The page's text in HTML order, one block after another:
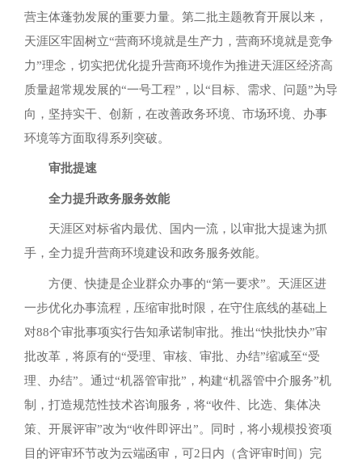
营主体蓬勃发展的重要力量。第二批主题教育开展以来，
天涯区牢固树立“营商环境就是生产力，营商环境就是竞争
力”理念，切实把优化提升营商环境作为推进天涯区经济高
质量超常规发展的“一号工程”，以“目标、需求、问题”为导
向，坚持实干、创新，在改善政务环境、市场环境、办事
环境等方面取得系列突破。
审批提速
全力提升政务服务效能
天涯区对标省内最优、国内一流，以审批大提速为抓
手，全力提升营商环境建设和政务服务效能。
方便、快捷是企业群众办事的“第一要求”。天涯区进
一步优化办事流程，压缩审批时限，在守住底线的基础上
对88个审批事项实行告知承诺制审批。推出“快批快办”审
批改革，将原有的“受理、审核、审批、办结”缩减至“受
理、办结”。通过“机器管审批”，构建“机器管中介服务”机
制，打造规范性技术咨询服务，将“收件、比选、集体决
策、开展评审”改为“收件即评出”。同时，将小规模投资项
目的评审环节改为云端函审，可2日内（含评审时间）完